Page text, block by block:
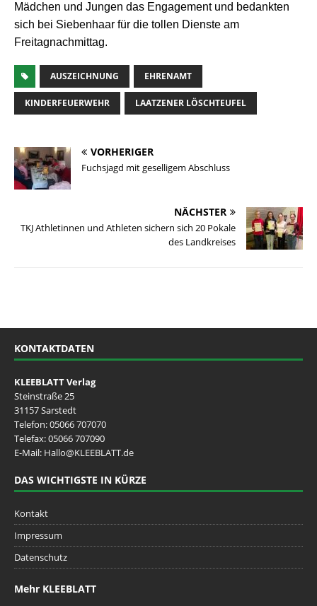
Mädchen und Jungen das Engagement und bedankten
sich bei Siebenhaar für die tollen Dienste am
Freitagnachmittag.
AUSZEICHNUNG EHRENAMT
KINDERFEUERWEHR LAATZENER LÖSCHTEUFEL
VORHERIGER
Fuchsjagd mit geselligem Abschluss
NÄCHSTER
TKJ Athletinnen und Athleten sichern sich 20 Pokale
des Landkreises
KONTAKTDATEN
KLEEBLATT Verlag
Steinstraße 25
31157 Sarstedt
Telefon:05066 707070
Telefax: 05066 707090
E-Mail: Hallo@KLEEBLATT.de
DAS WICHTIGSTE IN KÜRZE
Kontakt
Impressum
Datenschutz
Mehr KLEEBLATT